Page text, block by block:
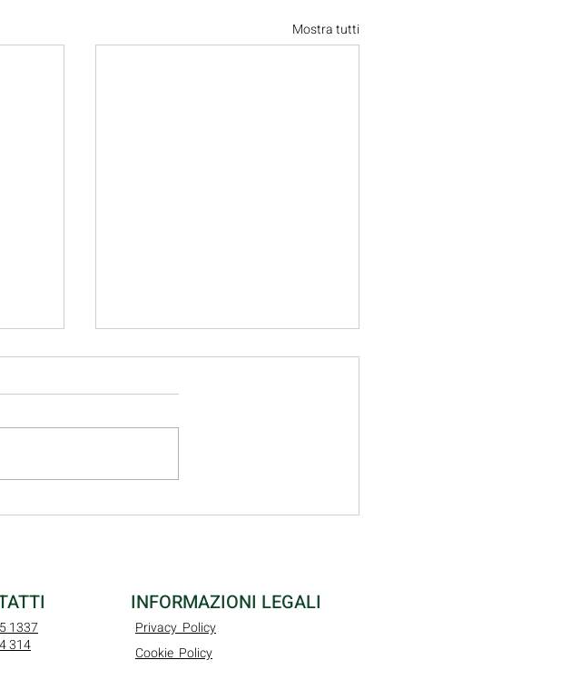
Mostra tutti
I Tendini della Spalla:
1337
314
INFORMAZIONI LEGALI
Privacy Policy
Cookie Policy